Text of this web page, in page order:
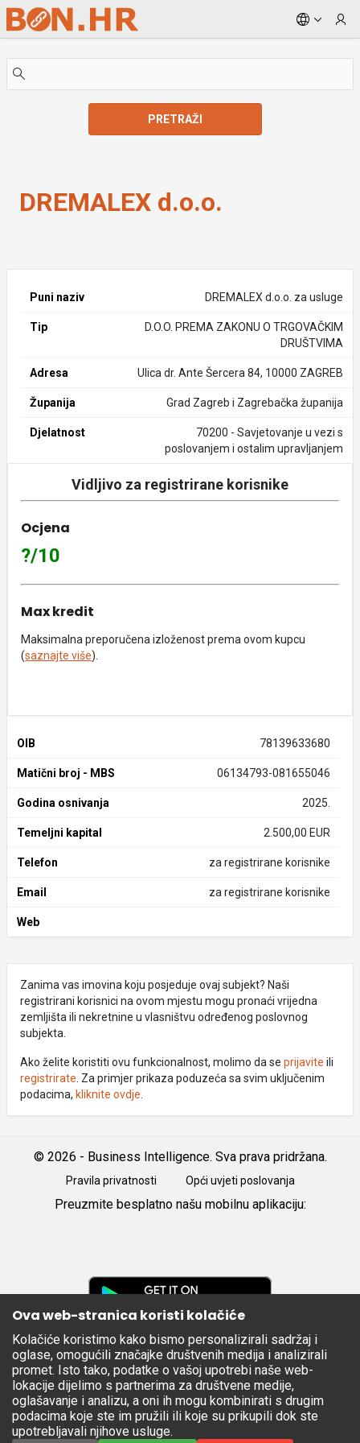
Skip to Main Content
PRETRAŽI
DREMALEX d.o.o.
Puni naziv DREMALEX d.o.o. za usluge
Tip
D.O.O. PREMA ZAKONU O TRGOVAČKIM
DRUŠTVIMA
Adresa Ulica dr. Ante Šercera 84, 10000 ZAGREB
Županija Grad Zagreb i Zagrebačka županija
Djelatnost
70200 - Savjetovanje u vezi s
poslovanjem i ostalim upravljanjem
Vidljivo za registrirane korisnike
Ocjena
?/10
Max kredit
Maksimalna preporučena izloženost prema ovom kupcu
(saznajte više).
OIB 78139633680
Matični broj - MBS 06134793-081655046
Godina osnivanja 2025.
Temeljni kapital 2.500,00 EUR
Telefon za registrirane korisnike
Email za registrirane korisnike
Web
Zanima vas imovina koju posjeduje ovaj subjekt? Naši
registrirani korisnici na ovom mjestu mogu pronaći vrijedna
zemljišta ili nekretnine u vlasništvu određenog poslovnog
subjekta.
Ako želite koristiti ovu funkcionalnost, molimo da se prijavite ili
registrirate . Za primjer prikaza poduzeća sa svim uključenim
podacima, kliknite ovdje
© 2026 - Business Intelligence. Sva prava pridržana.
Pravila privatnosti Opći uvjeti poslovanja
Preuzmite besplatno našu mobilnu aplikaciju:
Apple
Store
Ova web-stranica koristi kolačiće
Kolačiće koristimo kako bismo personalizirali sadržaj i
oglase, omogućili značajke društvenih medija i analizirali
promet. Isto tako, podatke o vašoj upotrebi naše web-
lokacije dijelimo s partnerima za društvene medije,
oglašavanje i analizu, a oni ih mogu kombinirati s drugim
podacima koje ste im pružili ili koje su prikupili dok ste
upotrebljavali njihove usluge.